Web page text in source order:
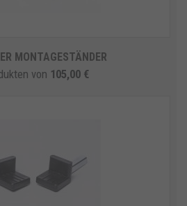
MONTAGESTÄNDER
von 105,00 €